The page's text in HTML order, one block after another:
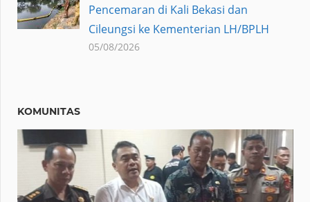
Pencemaran di Kali Bekasi dan
Cileungsi ke Kementerian LH/BPLH
05/08/2026
KOMUNITAS